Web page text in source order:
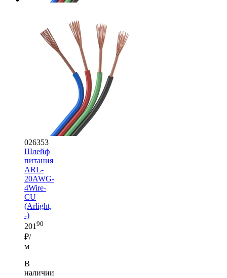
026353
Шлейф
питания
ARL-
20AWG-
4Wire-
CU
(Arlight,
-)
20190
₽/
м
В
наличии